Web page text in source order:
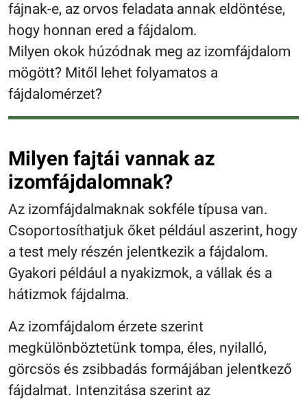
fájnak-e, az orvos feladata annak eldöntése,
hogy honnan ered a fájdalom.
Milyen okok húzódnak meg az izomfájdalom
mögött? Mitől lehet folyamatos a
fájdalomérzet?
Milyen fajtái vannak az
izomfájdalomnak?
Az izomfájdalmaknak sokféle típusa van.
Csoportosíthatjuk őket például aszerint, hogy
a test mely részén jelentkezik a fájdalom.
Gyakori például a nyakizmok, a vállak és a
hátizmok fájdalma.
Az izomfájdalom érzete szerint
megkülönböztetünk tompa, éles, nyilalló,
görcsös és zsibbadás formájában jelentkező
fájdalmat. Intenzitása szerint az